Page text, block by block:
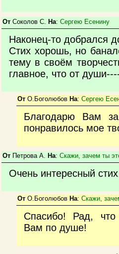
От Соколов С. На: Сергею Есенину
Наконец-то добрался
Стих хорошь, но
тему в своём
главное, что от
От О.Боголюбов На: Сергею
Благодарю Вам
понравилось мое
От Петрова А. На: Скажи, зачем ты
Очень интересный
От О.Боголюбов На: Скажи,
Спасибо! Рад, что
Вам по душе!